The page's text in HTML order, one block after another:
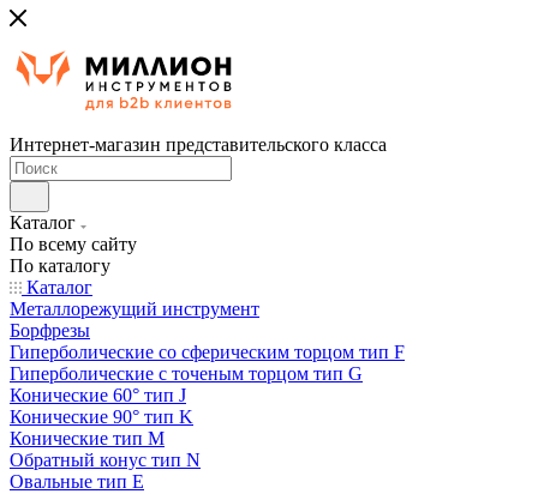
Интернет-магазин представительского класса
Каталог
По всему сайту
По каталогу
Каталог
Металлорежущий инструмент
Борфрезы
Гиперболические cо сферическим торцом тип F
Гиперболические с точеным торцом тип G
Конические 60° тип J
Конические 90° тип K
Конические тип M
Обратный конус тип N
Овальные тип E